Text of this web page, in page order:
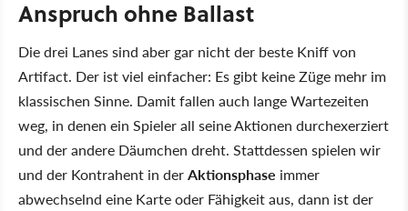
Anspruch ohne Ballast
Die drei Lanes sind aber gar nicht der beste Kniff von
Artifact. Der ist viel einfacher: Es gibt keine Züge mehr im
klassischen Sinne. Damit fallen auch lange Wartezeiten
weg, in denen ein Spieler all seine Aktionen durchexerziert
und der andere Däumchen dreht. Stattdessen spielen wir
und der Kontrahent in derAktionsphase immer
abwechselnd eine Karte oder Fähigkeit aus, dann ist der